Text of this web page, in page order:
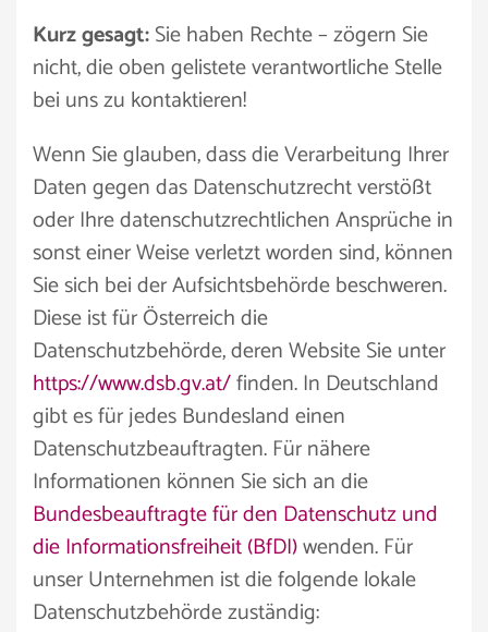
Kurz gesagt:Sie haben Rechte – zögern Sie
nicht, die oben gelistete verantwortliche Stelle
bei uns zu kontaktieren!
Wenn Sie glauben, dass die Verarbeitung Ihrer
Daten gegen das Datenschutzrecht verstößt
oder Ihre datenschutzrechtlichen Ansprüche in
sonst einer Weise verletzt worden sind, können
Sie sich bei der Aufsichtsbehörde beschweren.
Diese ist für Österreich die
Datenschutzbehörde, deren Website Sie unter
https://www.dsb.gv.at/finden. In Deutschland
gibt es für jedes Bundesland einen
Datenschutzbeauftragten. Für nähere
Informationen können Sie sich an die
Bundesbeauftragte für den Datenschutz und
die Informationsfreiheit (BfDI)wenden. Für
unser Unternehmen ist die folgende lokale
Datenschutzbehörde zuständig: